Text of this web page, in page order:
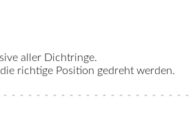
aller Dichtringe.
richtige Position gedreht werden.